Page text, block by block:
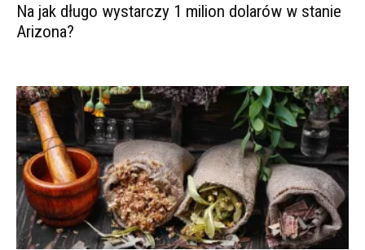
Na jak długo wystarczy 1 milion dolarów w stanie
Arizona?